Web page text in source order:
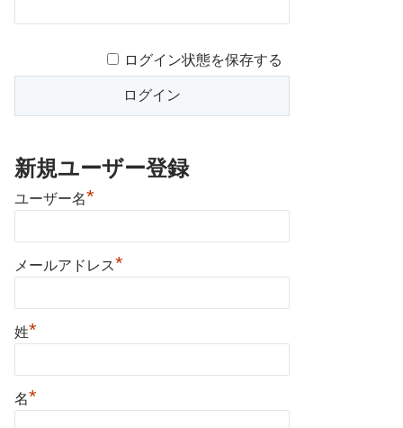
ログイン状態を保存する
新規ユーザー登録
ユーザー名*
メールアドレス*
姓*
名*